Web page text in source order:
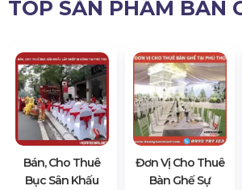
TOP SẢN PHẨM BÁN
Bán, Cho Thuê
Bục Sân Khấu
Đơn Vị Cho Thuê
Bàn Ghế Sự